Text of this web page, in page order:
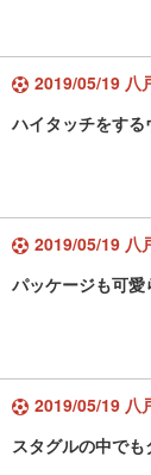
2019/05/19 八
ハイタッチをす
2019/05/19 八
パッケージも可愛
2019/05/19 八
スタグルの中でも